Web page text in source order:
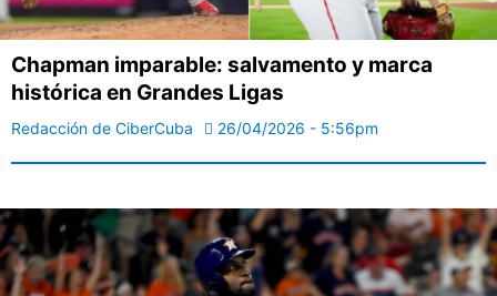
Chapman imparable: salvamento y marca
histórica en Grandes Ligas
Redacción de CiberCuba 26/04/2026 - 5:56pm